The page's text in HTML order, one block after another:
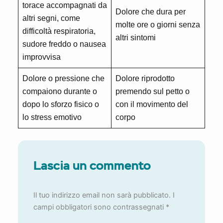
torace accompagnati da
altri segni, come
difficoltà respiratoria,
sudore freddo o nausea
improvvisa
Dolore che dura per
molte ore o giorni senza
altri sintomi
Dolore o pressione che
compaiono durante o
dopo lo sforzo fisico o
lo stress emotivo
Dolore riprodotto
premendo sul petto o
con il movimento del
corpo
Lascia un commento
Il tuo indirizzo email non sarà pubblicato. I
campi obbligatori sono contrassegnati *